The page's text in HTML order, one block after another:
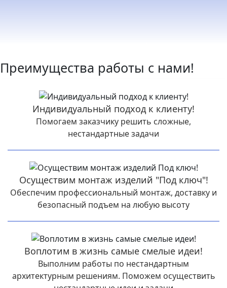
Преимущества работы с нами!
Индивидуальный подход к клиенту!
Помогаем заказчику решить сложные,
нестандартные задачи
Осуществим монтаж изделий "Под ключ"!
Обеспечим профессиональный монтаж, доставку и
безопасный подъем на любую высоту
Воплотим в жизнь самые смелые идеи!
Выполним работы по нестандартным
архитектурным решениям. Поможем осуществить